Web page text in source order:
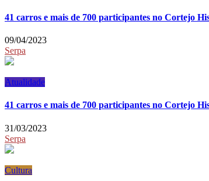
41 carros e mais de 700 participantes no Cortejo
09/04/2023
Serpa
Atualidade
41 carros e mais de 700 participantes no Cortejo
31/03/2023
Serpa
Cultura